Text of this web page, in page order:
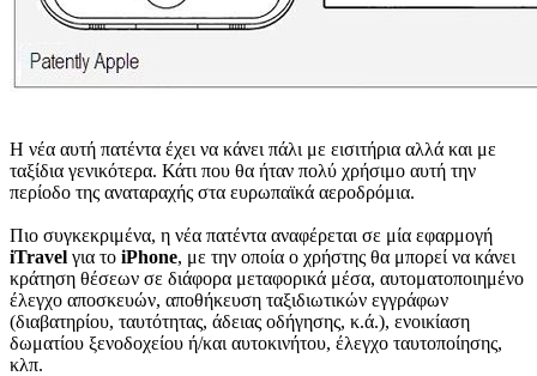
H νέα αυτή πατέντα έχει να κάνει πάλι με εισιτήρια αλλά και με
ταξίδια γενικότερα. Κάτι που θα ήταν πολύ χρήσιμο αυτή την
περίοδο της αναταραχής στα ευρωπαϊκά αεροδρόμια.
Πιο συγκεκριμένα, η νέα πατέντα αναφέρεται σε μία εφαρμογή
iTravel για το iPhone, με την οποία ο χρήστης θα μπορεί να κάνει
κράτηση θέσεων σε διάφορα μεταφορικά μέσα, αυτοματοποιημένο
έλεγχο αποσκευών, αποθήκευση ταξιδιωτικών εγγράφων
(διαβατηρίου, ταυτότητας, άδειας οδήγησης, κ.ά.), ενοικίαση
δωματίου ξενοδοχείου ή/και αυτοκινήτου, έλεγχο ταυτοποίησης,
κλπ.